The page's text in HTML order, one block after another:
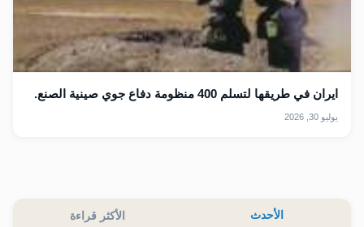
ايران في طريقها لتسلم 400 منظومة دفاع جوي صينية الصنع.
يوليو 30, 2026
الأحدث الأكثر قراءة